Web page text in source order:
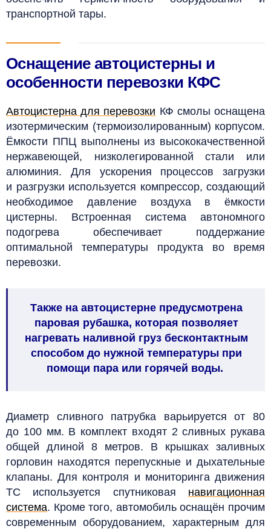
транспортной тары.
Оснащение автоцистерны и
особенности перевозки КФС
Автоцистерна для перевозки КФ смолы оснащена
изотермическим (термоизолированным) корпусом.
Ёмкости ППЦ выполнены из высококачественной
нержавеющей, низколегированной стали или
алюминия. Для ускорения процессов загрузки
и разгрузки используется компрессор, создающий
необходимое давление воздуха в ёмкости
цистерны. Встроенная система автономного
подогрева обеспечивает поддержание
оптимальной температуры продукта во время
перевозки.
Также на автоцистерне предусмотрена
паровая рубашка, которая позволяет
нагревать наливной груз бесконтактным
способом до нужной температуры при
помощи пара или горячей воды.
Диаметр сливного патрубка варьируется от 80
до 100 мм. В комплект входят 2 сливных рукава
общей длиной 8 метров. В крышках заливных
горловин находятся перепускные и дыхательные
клапаны. Для контроля и мониторинга движения
ТС используется спутниковая навигационная
система. Кроме того, автомобиль оснащён прочим
современным оборудованием, характерным для